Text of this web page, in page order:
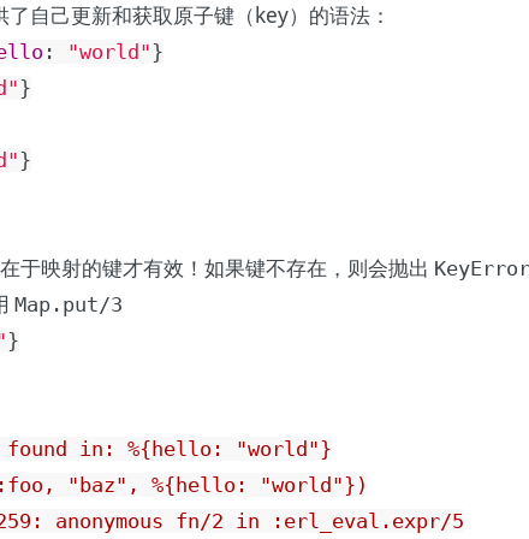
自己更新和获取原子键（key）的语法：
: "world"}
}
}
于映射的键才有效！如果键不存在，则会抛出 KeyError
Map.put/3
}
in: %{hello: "world"}
"baz", %{hello: "world"})
anonymous fn/2 in :erl_eval.expr/5